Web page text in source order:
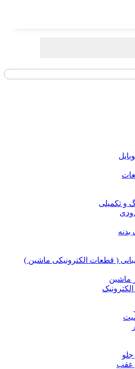
و تکمیلی
( قطعات الکترونیکی ماشین )
ماشین
عقب